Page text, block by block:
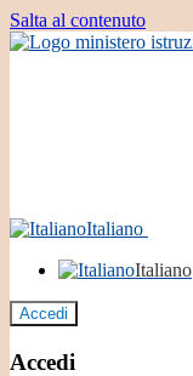
Salta al contenuto
Italiano
Italiano
Accedi
Accedi